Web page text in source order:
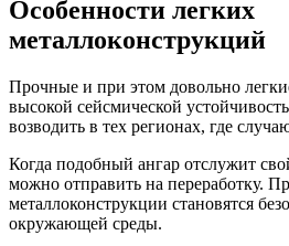
Особенности легких
металлоконструкций
Прочные и при этом довольно
высокой сейсмической
возводить в тех регионах, где
Когда подобный ангар отслужит
можно отправить на переработку.
металлоконструкции становятся
окружающей среды.